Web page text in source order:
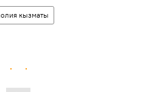
кызматы